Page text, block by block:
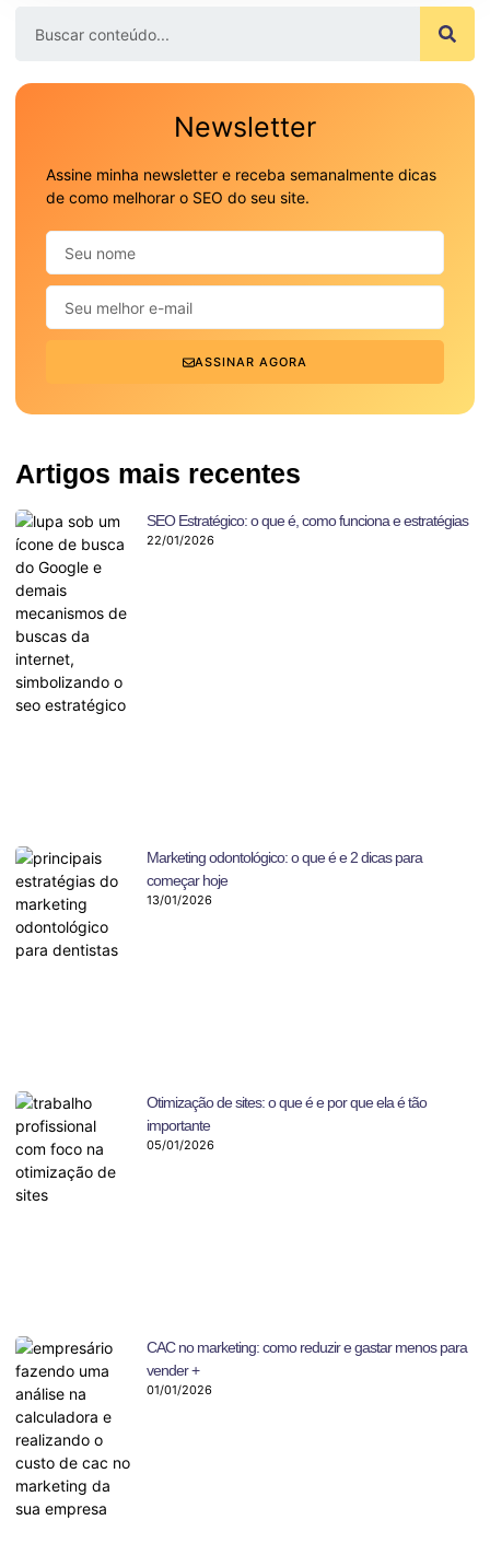
Newsletter
Assine minha newsletter e receba semanalmente dicas
de como melhorar o SEO do seu site.
ASSINAR AGORA
Artigos mais recentes
SEO Estratégico: o que é, como funciona e estratégias
22/01/2026
Marketing odontológico: o que é e 2 dicas para
começar hoje
13/01/2026
Otimização de sites: o que é e por que ela é tão
importante
05/01/2026
CAC no marketing: como reduzir e gastar menos para
vender +
01/01/2026